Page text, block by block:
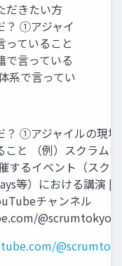
だきたい方
？ ①アジャイ
っていること
言っている
系で言ってい
？ ①アジャイルの現場
と （例）スクラムギ
するイベント（スクラ
等）における講演 [
チャンネル
@scrumtokyo